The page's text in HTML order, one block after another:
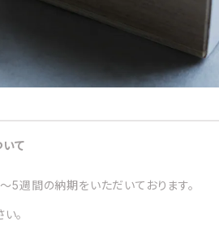
て
5週間の納期をいただいております。
。